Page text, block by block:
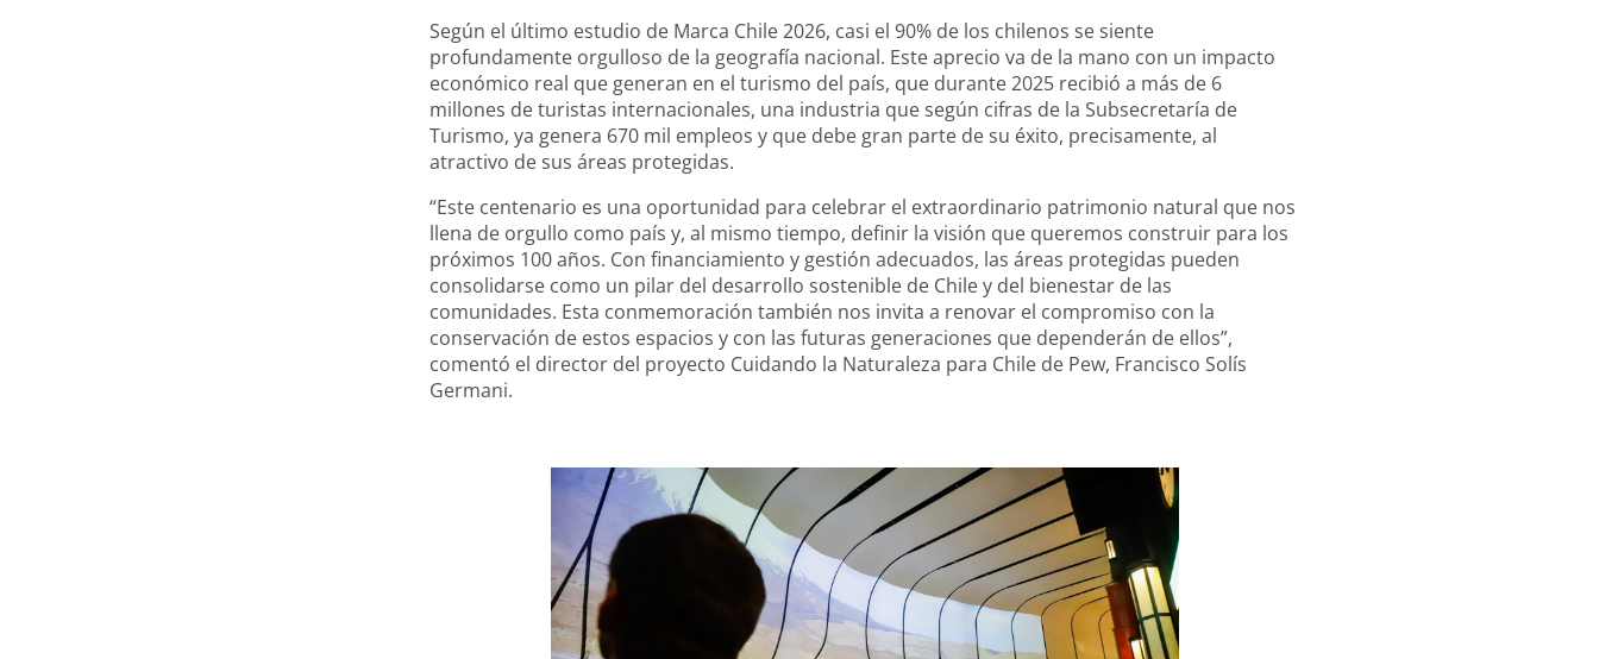
Según el último estudio de Marca Chile 2026, casi el 90% de los chilenos se siente
profundamente orgulloso de la geografía nacional. Este aprecio va de la mano con un impacto
económico real que generan en el turismo del país, que durante 2025 recibió a más de 6
millones de turistas internacionales, una industria que según cifras de la Subsecretaría de
Turismo, ya genera 670 mil empleos y que debe gran parte de su éxito, precisamente, al
atractivo de sus áreas protegidas.
“Este centenario es una oportunidad para celebrar el extraordinario patrimonio natural que nos
llena de orgullo como país y, al mismo tiempo, definir la visión que queremos construir para los
próximos 100 años. Con financiamiento y gestión adecuados, las áreas protegidas pueden
consolidarse como un pilar del desarrollo sostenible de Chile y del bienestar de las
comunidades. Esta conmemoración también nos invita a renovar el compromiso con la
conservación de estos espacios y con las futuras generaciones que dependerán de ellos”,
comentó el director del proyecto Cuidando la Naturaleza para Chile de Pew, Francisco Solís
Germani.